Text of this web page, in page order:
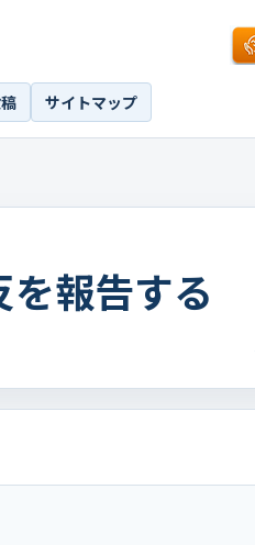
サイトマップ
報告する